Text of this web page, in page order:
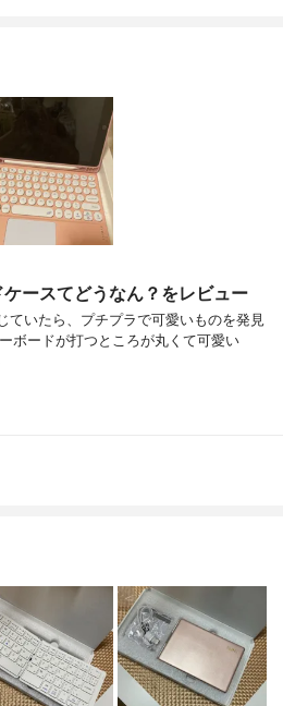
ースてどうなん？をレビュー
ていたら、プチプラで可愛いものを発見
ボードが打つところが丸くて可愛い